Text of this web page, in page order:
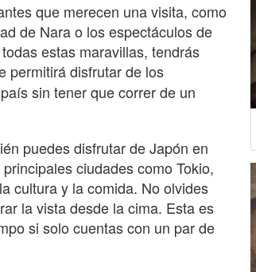
que merecen una visita, como
de Nara o los espectáculos de
estas maravillas, tendrás
permitirá disfrutar de los
sin tener que correr de un
puedes disfrutar de Japón en
ciudades como Tokio,
cultura y la comida. No olvides
la vista desde la cima. Esta es
si solo cuentas con un par de